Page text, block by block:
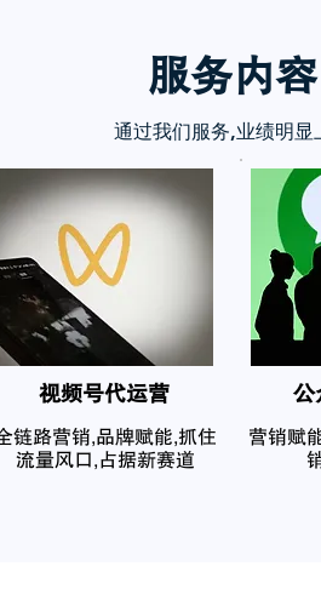
服务内容
通过我们服务,业绩明显
​视频号代运营
链路营销,品牌赋能,抓住
流量风口,占据新赛道
公
营销赋